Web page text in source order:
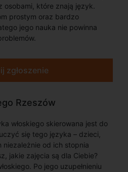
osobami, które znają język.
prostym oraz bardzo
jego nauka nie powinna
zgłoszenie
Rzeszów
włoskiego skierowana jest do
się tego języka – dzieci,
niezależnie od ich stopnia
jakie zajęcia są dla Ciebie?
Po jego uzupełnieniu